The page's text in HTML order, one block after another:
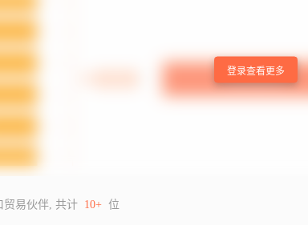
登录查看更多
贸易伙伴, 共计 10+ 位